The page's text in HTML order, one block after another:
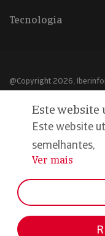
Tecnologia
@Copyright 2026,
Aviso legal
Política de cookies
Declaração de privacidade
Este website
Este website
semelhantes,
...
Ver mais